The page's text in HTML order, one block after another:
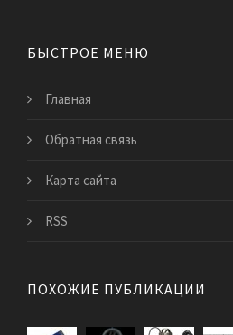
БЫСТРОЕ МЕНЮ
Главная
Обратная связь
Карта сайта
RSS
ПОХОЖИЕ ПУБЛИКАЦИИ